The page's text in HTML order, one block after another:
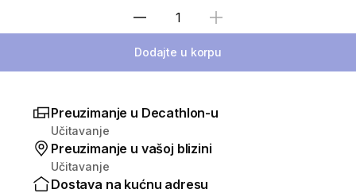
Izaberi količinu
Dodajte u korpu
Preuzimanje u Decathlon-u
Učitavanje
Preuzimanje u vašoj blizini
Učitavanje
Dostava na kućnu adresu